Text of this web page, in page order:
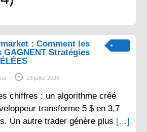
: Comment les
GAGNENT Stratégies
19 juillet 2026
chiffres : un algorithme créé
transforme 5 $ en 3,7
Un autre trader génère plus […]